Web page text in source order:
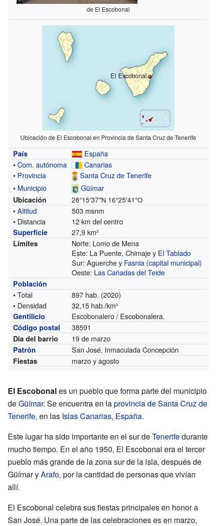
de El Escobonal
El Escobonal
Ubicación de El Escobonal en Provincia de Santa Cruz de Tenerife
País
España
•Com. autónoma
Canarias
• Provincia
Santa Cruz de Tenerife
• Municipio Güímar
Ubicación 28°15′37″N 16°25′41″O
•Altitud
503 msnm
• Distancia
12 km del centro
Superficie 27,9 km²
Límites
Norte: Lomo de Mena
Este: La Puente, Chimaje y El Tablado
Sur: Aguerche y Fasnia (capital municipal)
Oeste: Las Cañadas del Teide
Población
• Total
897 hab. (2020)
• Densidad
32,15 hab./km²
Gentilicio Escobonalero / Escobonalera.
Código postal 38591
Día del barrio 19 de marzo
Patrón San José, Inmaculada Concepción
Fiestas marzo y agosto
El Escobonales un pueblo que forma parte del municipio
deGüímar. Se encuentra en laprovincia de Santa Cruz de
Tenerife, en las Islas Canarias, España.
Este lugar ha sido importante en el sur deTenerifedurante
mucho tiempo. En el año 1950, El Escobonal era el tercer
pueblo más grande de la zona sur de la isla, después de
Güímar yArafo, por la cantidad de personas que vivían
allí.
El Escobonal celebra sus fiestas principales en honor a
San José. Una parte de las celebraciones es en marzo,